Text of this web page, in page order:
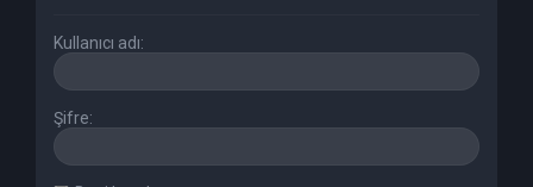
Kullanıcı adı:
Şifre: